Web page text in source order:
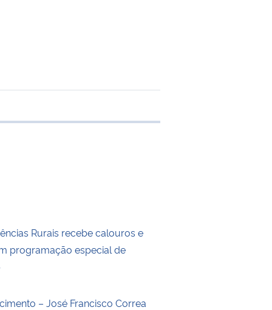
transferência
Rurais recebe calouros e
programação especial de
– José Francisco Correa